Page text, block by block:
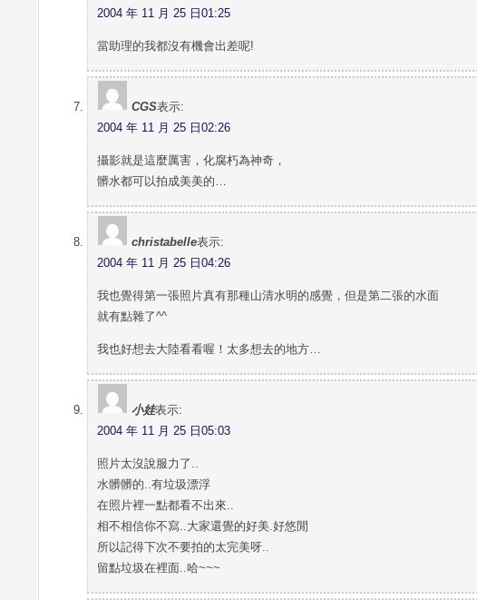
2004 年 11 月 25 日01:25
當助理的我都沒有機會出差呢!
CGS表示:
2004 年 11 月 25 日02:26
攝影就是這麼厲害，化腐朽為神奇，
髒水都可以拍成美美的…
christabelle表示:
2004 年 11 月 25 日04:26
我也覺得第一張照片真有那種山清水明的感覺，但是第二張的水面
就有點雜了^^
我也好想去大陸看看喔！太多想去的地方…
小娃表示:
2004 年 11 月 25 日05:03
照片太沒說服力了..
水髒髒的..有垃圾漂浮
在照片裡一點都看不出來..
相不相信你不寫..大家還覺的好美.好悠閒
所以記得下次不要拍的太完美呀..
留點垃圾在裡面..哈~~~